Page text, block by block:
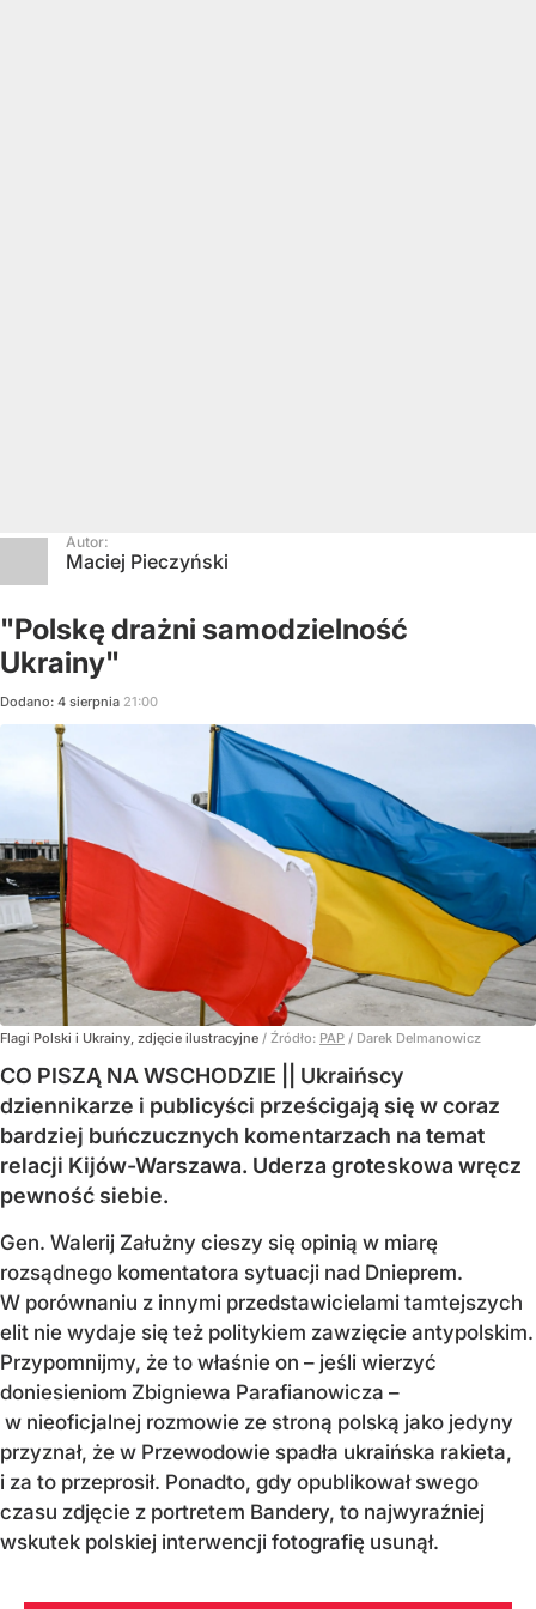
Autor:
Maciej Pieczyński
"Polskę drażni samodzielność
Ukrainy"
Dodano: 4 sierpnia 21:00
Flagi Polski i Ukrainy, zdjęcie ilustracyjne / Źródło: PAP / Darek Delmanowicz
CO PISZĄ NA WSCHODZIE || Ukraińscy
dziennikarze i publicyści prześcigają się w coraz
bardziej buńczucznych komentarzach na temat
relacji Kijów-Warszawa. Uderza groteskowa wręcz
pewność siebie.
Gen. Walerij Załużny cieszy się opinią w miarę
rozsądnego komentatora sytuacji nad Dnieprem.
W porównaniu z innymi przedstawicielami tamtejszych
elit nie wydaje się też politykiem zawzięcie antypolskim.
Przypomnijmy, że to właśnie on – jeśli wierzyć
doniesieniom Zbigniewa Parafianowicza –
w nieoficjalnej rozmowie ze stroną polską jako jedyny
przyznał, że w Przewodowie spadła ukraińska rakieta,
i za to przeprosił. Ponadto, gdy opublikował swego
czasu zdjęcie z portretem Bandery, to najwyraźniej
wskutek polskiej interwencji fotografię usunął.